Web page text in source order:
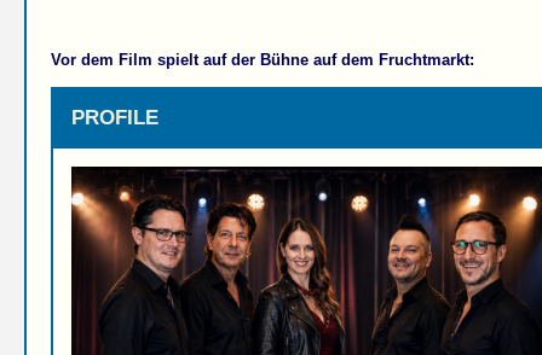
Vor dem Film spielt auf der Bühne auf dem Fruchtmarkt:
PROFILE